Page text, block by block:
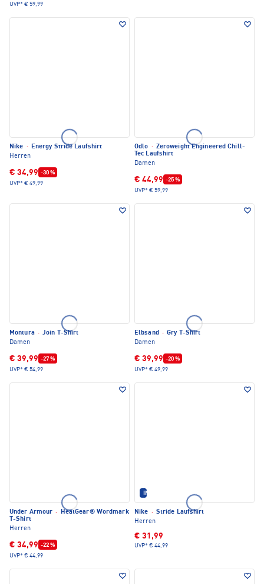
UVP* € 59,99
Nike · Energy Stride Laufshirt
Herren
€ 34,99 -30 %
UVP* € 49,99
Odlo · Zeroweight Engineered Chill-
Tec Laufshirt
Damen
€ 44,99 -25 %
UVP* € 59,99
Montura · Join T-Shirt
Damen
€ 39,99 -27 %
UVP* € 54,99
Elbsand · Gry T-Shirt
Damen
€ 39,99 -20 %
UVP* € 49,99
Under Armour ·
HeatGear® Wordmark
T-Shirt
Herren
€ 34,99 -22 %
UVP* € 44,99
IM SET ERHÄLTLICH
Nike · Stride Laufshirt
Herren
€ 31,99
UVP* € 44,99